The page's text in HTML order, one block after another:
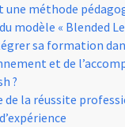
méthode
modèle « Blended
sa formation
et de
?
de la réussite